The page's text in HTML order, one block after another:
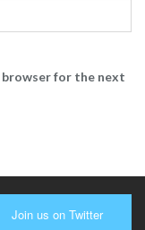
browser for the next
Join us on Twitter